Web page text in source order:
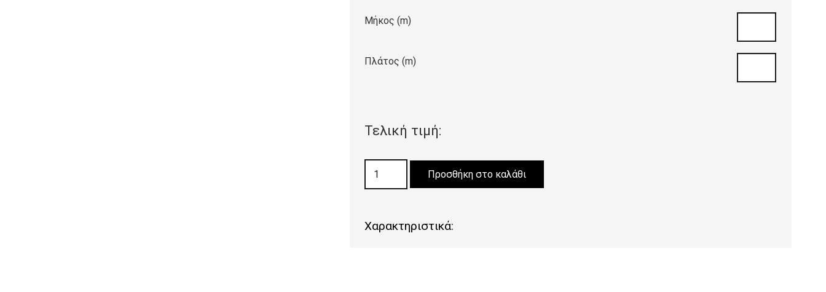
Μήκος (m)
Πλάτος (m)
Τελική τιμή:
Προσθήκη στο καλάθι
Χαρακτηριστικά: